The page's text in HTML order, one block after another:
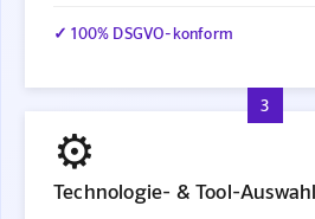
✓ 100% DSGVO-konform
3
⚙️
Technologie- & Tool-Auswahl